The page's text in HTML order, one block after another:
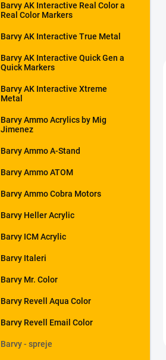
Barvy AK Interactive Real Color a
Real Color Markers
Barvy AK Interactive True Metal
Barvy AK Interactive Quick Gen a
Quick Markers
Barvy AK Interactive Xtreme
Metal
Barvy Ammo Acrylics by Mig
Jimenez
Barvy Ammo A-Stand
Barvy Ammo ATOM
Barvy Ammo Cobra Motors
Barvy Heller Acrylic
Barvy ICM Acrylic
Barvy Italeri
Barvy Mr. Color
Barvy Revell Aqua Color
Barvy Revell Email Color
Barvy - spreje